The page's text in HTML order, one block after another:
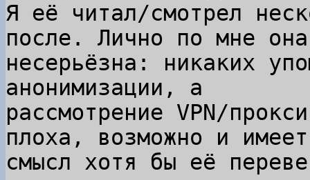
Я её читал/смотрел
после. Лично по мне она
несерьёзна: никаких
анонимизации, а
рассмотрение VPN/
плоха, возможно и имеет
смысл хотя бы её